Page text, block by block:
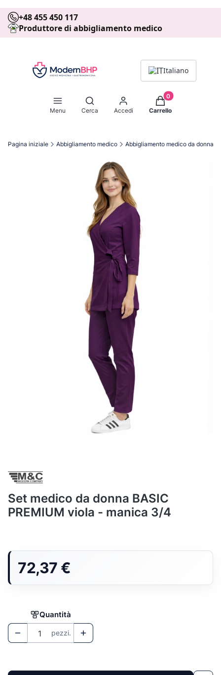
+48 455 450 117
Produttore di abbigliamento medico
Italiano
Menu
Apri motore di ricerca
Cerca Accedi
Prodotti nel
Carrello
Pagina iniziale Abbigliamento medico Abbigliamento medico da donna
Set medico da donna BASIC
PREMIUM viola - manica 3/4
Prezzo
72,37 €
Quantità
pezzi.